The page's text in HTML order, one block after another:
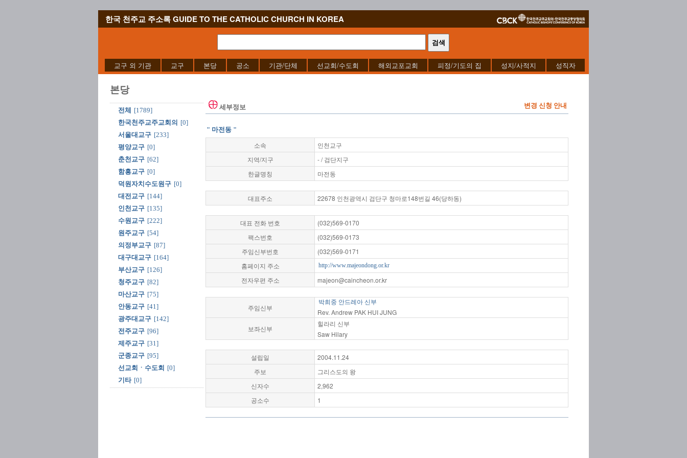
한국 천주교 주소록 GUIDE TO THE CATHOLIC CHURCH IN KOREA
교구 외 기관 교구 본당 공소 기관/단체 선교회/수도회 해외교포교회 피정/기도의 집 성지/사적지 성직자
본당
전체
[1789]
한국천주교주교회의 [0]
서울대교구 [233]
평양교구 [0]
춘천교구 [62]
함흥교구 [0]
덕원자치수도원구 [0]
대전교구 [144]
인천교구 [135]
수원교구 [222]
원주교구 [54]
의정부교구 [87]
대구대교구 [164]
부산교구 [126]
청주교구 [82]
마산교구 [75]
안동교구 [41]
광주대교구 [142]
전주교구 [96]
제주교구 [31]
군종교구 [95]
선교회ㆍ수도회 [0]
기타 [0]
세부정보 변경 신청 안내
" 마전동 "
소속
인천교구
지역/지구
- / 검단지구
한글명칭
마전동
대표주소 22678 인천광역시 검단구 청마로148번길 46(당하동)
대표 전화 번호
(032)569-0170
팩스번호
(032)569-0173
주임신부번호
(032)569-0171
홈페이지 주소
http://www.majeondong.or.kr
전자우편 주소 majeon@caincheon.or.kr
주임신부
박희중 안드레아 신부
Rev. Andrew PAK HUI JUNG
보좌신부
힐라리 신부
Saw Hilary
설립일
2004.11.24
주보
그리스도의 왕
신자수
2,962
공소수
1